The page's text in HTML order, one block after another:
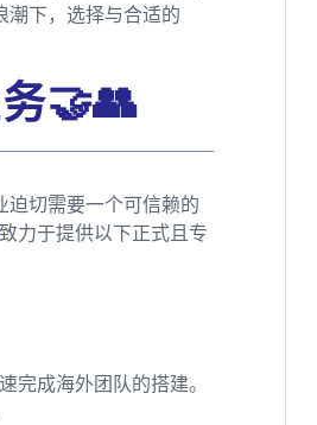
潮下，选择与合适的
🤝👥
迫切需要一个可信赖的
致力于提供以下正式且专
完成海外团队的搭建。